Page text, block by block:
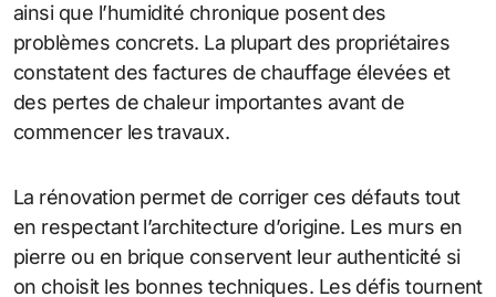
ainsi que l’humidité chronique posent des
problèmes concrets. La plupart des propriétaires
constatent des factures de chauffage élevées et
des pertes de chaleur importantes avant de
commencer les travaux.
La rénovation permet de corriger ces défauts tout
en respectant l’architecture d’origine. Les murs en
pierre ou en brique conservent leur authenticité si
on choisit les bonnes techniques. Les défis tournent